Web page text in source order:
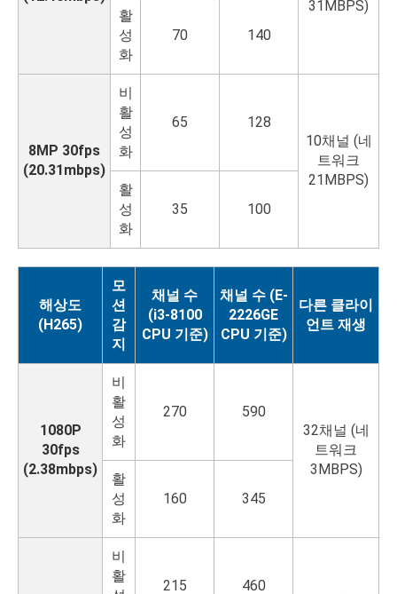
31MBPS)
활
성
화
70 140
8MP 30fps
(20.31mbps)
비
활
성
화
65
128
10채널 (네
트워크
21MBPS)
활
성
화
35 100
해상도
(H265)
모
션
감
지
채널 수
(i3-8100
CPU 기준)
채널 수 (E-
2226GE
CPU 기준)
다른 클라이
언트 재생
1080P
30fps
(2.38mbps)
비
활
성
화
270
590
32채널 (네
트워크
3MBPS)
활
성
화
160 345
비
활
215
460